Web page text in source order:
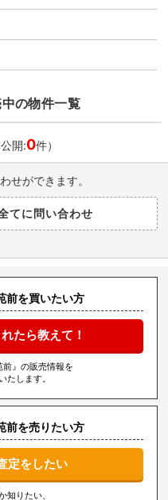
の物件一覧
開:0件）
せができます。
前を買いたい方
たら教えて！
前』の販売情報を
たします。
前を売りたい方
定をしたい
知りたい、